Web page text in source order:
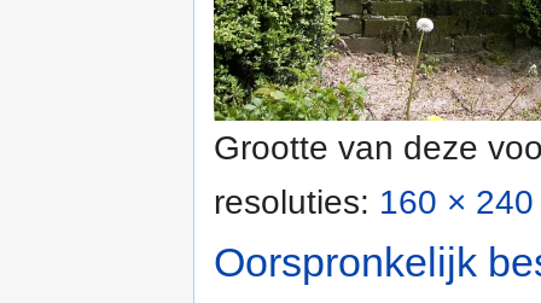
Grootte van deze
resoluties: 160 ×
Oorspronkelijk